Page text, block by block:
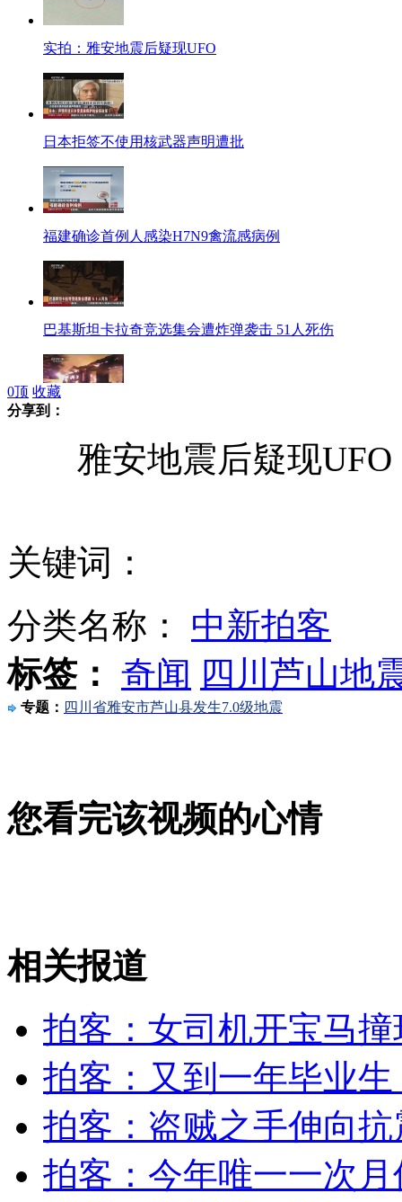
实拍：雅安地震后疑现UFO
日本拒签不使用核武器声明遭批
福建确诊首例人感染H7N9禽流感病例
巴基斯坦卡拉奇竞选集会遭炸弹袭击 51人死伤
俄一精神病院深夜起火 38人遇难
无人机航拍为灾区定损 为损失核定提供技术支持
北京男子将乘客推下地铁站台 作案时怪笑
波士顿马拉松爆炸案嫌疑人已从医院被转移至狱中
山西运城恶犬咬伤多人 警民合力深夜将其击毙
女孩北京地铁殴打老人 痛下狠手拳打脚踢
无痛分娩是否安全 医生回应
外交部：反对强权政治霸凌主义
0顶 收藏
分享到：
雅安地震后疑现UFO
关键词：
分类名称： 中新拍客
标签： 奇闻 四川芦山地
专题： 四川省雅安市芦山县发生7.0级地震
您看完该视频的心情
相关报道
拍客：女司机开宝马
拍客：又到一年毕业
拍客：盗贼之手伸向
拍客：今年唯一一次